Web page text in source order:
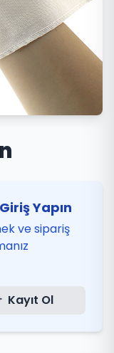
Yapın
ve sipariş
Kayıt Ol